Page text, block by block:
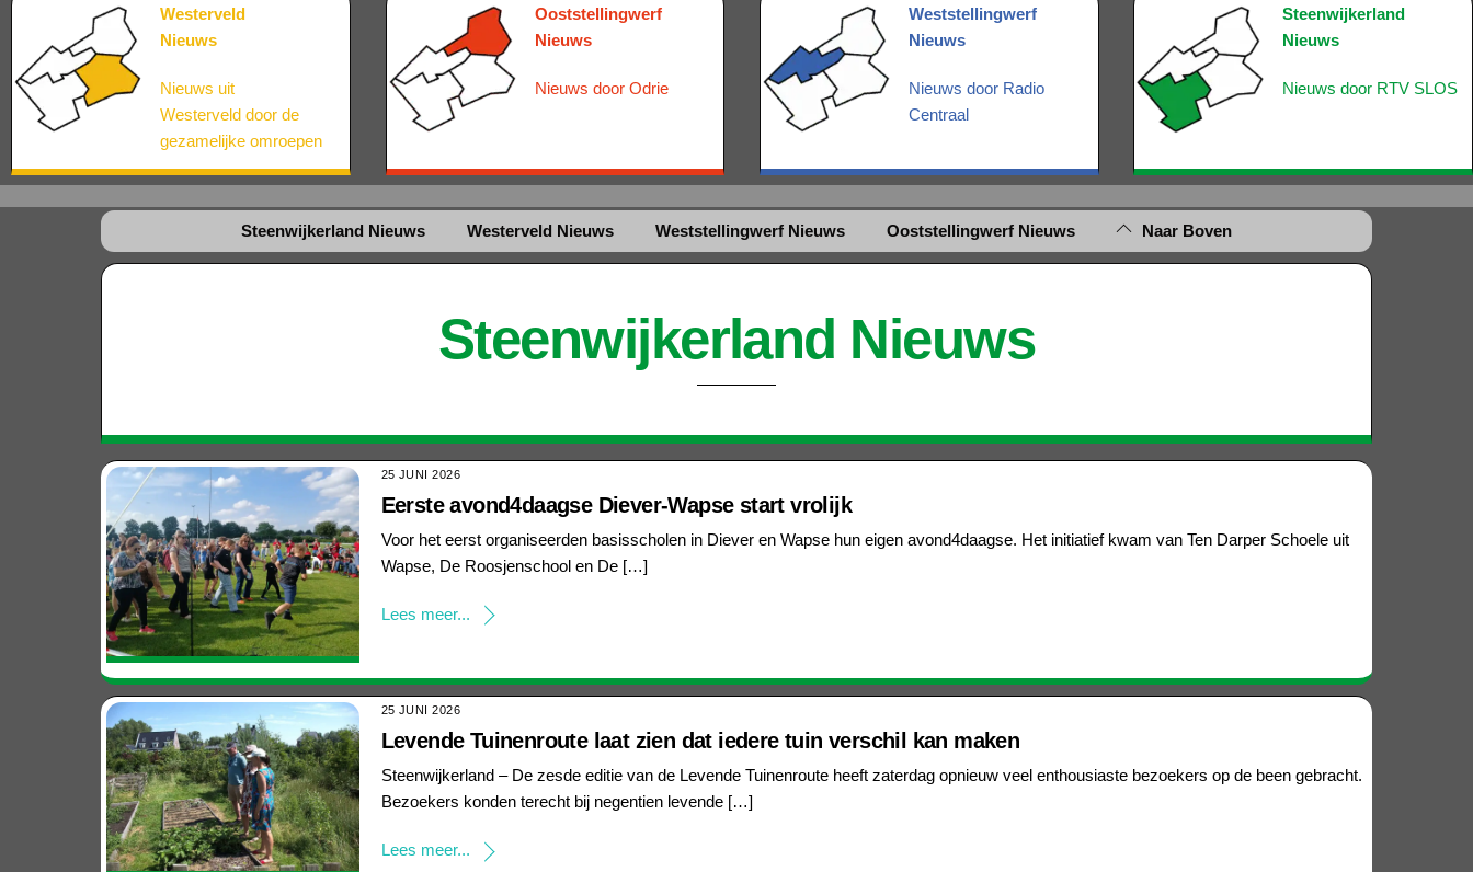
Westerveld
Nieuws
Nieuws uit
Westervelddoor de
gezamelijke omroepen
Ooststellingwerf
Nieuws
Nieuws door Odrie
Weststellingwerf
Nieuws
Nieuws door Radio
Centraal
Steenwijkerland
Nieuws
Nieuws door RTV SLOS
Steenwijkerland Nieuws Westerveld Nieuws Weststellingwerf Nieuws Ooststellingwerf Nieuws Naar Boven
Steenwijkerland Nieuws
25 JUNI 2026
Eerste avond4daagse Diever-Wapse start vrolijk
Voor het eerst organiseerden basisscholen in Diever en Wapse hun eigen avond4daagse. Het initiatief kwam van Ten Darper Schoele uit
Wapse, De Roosjenschool en De […]
Lees meer...
25 JUNI 2026
Levende Tuinenroute laat zien dat iedere tuin verschil kan maken
Steenwijkerland – De zesde editie van de Levende Tuinenroute heeft zaterdag opnieuw veel enthousiaste bezoekers op de been gebracht.
Bezoekers konden terecht bij negentien levende […]
Lees meer...